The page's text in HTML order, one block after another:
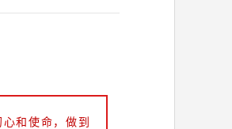
和使命，做到